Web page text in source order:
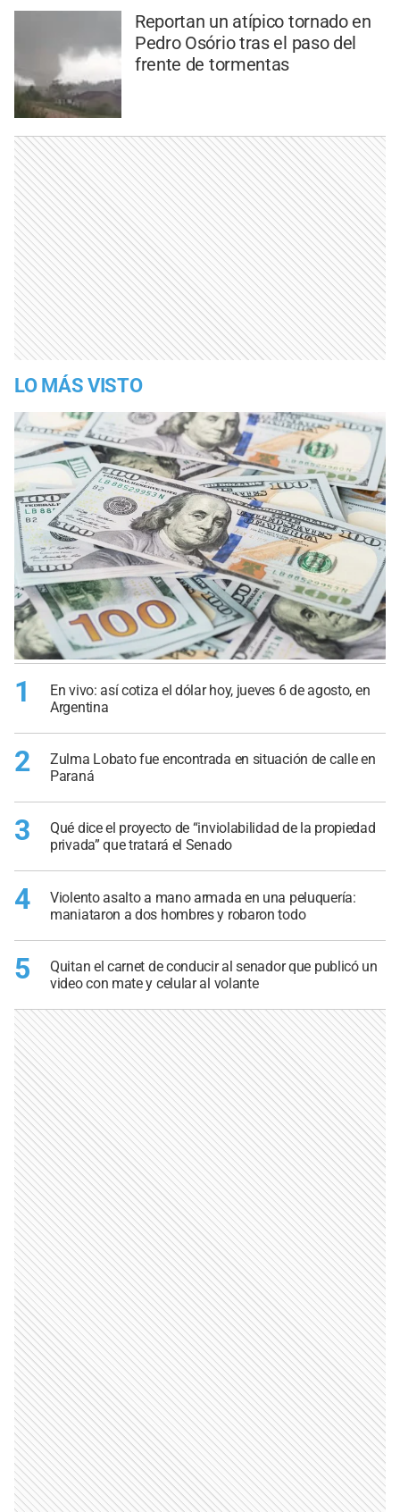
Reportan un atípico tornado en
Pedro Osório tras el paso del
frente de tormentas
LO MÁS VISTO
1
En vivo: así cotiza el dólar hoy, jueves 6 de agosto, en
Argentina
2
Zulma Lobato fue encontrada en situación de calle en
Paraná
3
Qué dice el proyecto de “inviolabilidad de la propiedad
privada” que tratará el Senado
4
Violento asalto a mano armada en una peluquería:
maniataron a dos hombres y robaron todo
5
Quitan el carnet de conducir al senador que publicó un
video con mate y celular al volante